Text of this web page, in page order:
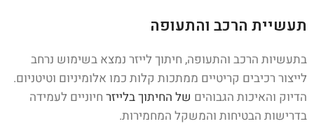
תעשיית הרכב והתעופה
בתעשיות הרכב והתעופה, חיתוך לייזר נמצא בשימוש נרחב
לייצור רכיבים קריטיים ממתכות קלות כמו אלומיניום וטיטניום.
הדיוק והאיכות הגבוהים של החיתוך בלייזר חיוניים לעמידה
בדרישות הבטיחות והמשקל המחמירות.